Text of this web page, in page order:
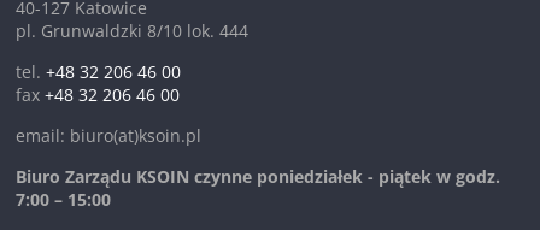
40-127 Katowice
pl. Grunwaldzki 8/10 lok. 444
tel.+48 32 206 46 00
fax+48 32 206 46 00
email: biuro(at)ksoin.pl
Biuro Zarządu KSOIN czynne poniedziałek - piątek w godz.
7:00 – 15:00